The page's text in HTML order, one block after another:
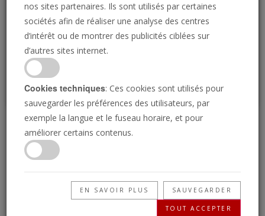
P
Choisir la vie
Dans le livre du Deutéronome, Dieu supplie les
gens de choisir la vie. Que signifie choisir la vie
nos sites partenaires. Ils sont utilisés par certaines
sociétés afin de réaliser une analyse des centres
d’intérêt ou de montrer des publicités ciblées sur
d’autres sites internet.
Cookies techniques: Ces cookies sont utilisés pour
sauvegarder les préférences des utilisateurs, par
exemple la langue et le fuseau horaire, et pour
améliorer certains contenus.
EN SAVOIR PLUS SAUVEGARDER
TOUT ACCEPTER